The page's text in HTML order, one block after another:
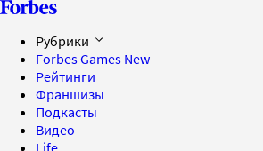
Рубрики
Forbes Games New
Рейтинги
Франшизы
Подкасты
Видео
Life